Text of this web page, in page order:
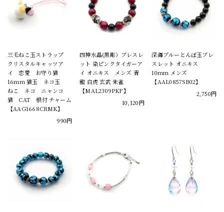
三毛ねこ玉ストラップ
クリスタルキャッツア
イ 恋愛 お守り猫
16mm 猫玉 ネコ玉
ねこ ネコ ニャンコ
猫 CAT 根付 チャーム
【AAG1668CRMK】
990円
四神水晶(黒彫）ブレスレ
ット 染ピンクタイガーア
イ オニキス メンズ 青
龍 白虎 玄武 朱雀
【MAL2309PKF】
10,120円
深海ブルーとんぼ玉ブレ
スレット オニキス
10mm メンズ
【AAL0857SB02】
2,750円